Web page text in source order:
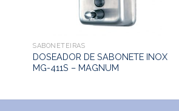
SABONETEIRAS
DOSEADOR DE SABONETE INOX
MG-411S – MAGNUM